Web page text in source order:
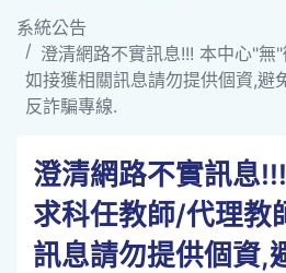
系統公告
澄清網路不實訊息!!! 本中心"無
如接獲相關訊息請勿提供個資,避
反詐騙專線.
澄清網路不實訊息
求科任教師/代理教
訊息請勿提供個資,